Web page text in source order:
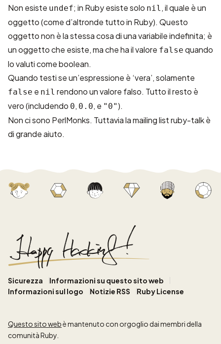
Non esiste undef; in Ruby esiste solo nil , il quale è un
oggetto (come d’altronde tutto in Ruby). Questo
oggetto non è la stessa cosa di una variabile indefinita; è
un oggetto che esiste, ma che ha il valore false quando
lo valuti come boolean.
Quando testi se un’espressione è ‘vera’, solamente
false e nil rendono un valore falso. Tutto il resto è
vero (includendo 0, 0.0, e "0").
Non ci sono PerlMonks. Tuttavia la mailing list ruby-talk è
di grande aiuto.
Sicurezza
Informazioni su questo sito web
Informazioni sul logo
Notizie RSS Ruby License
Questo sito webè mantenuto con orgoglio dai membri della
comunità Ruby.